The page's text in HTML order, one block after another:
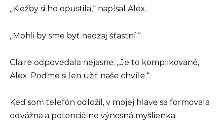
„Kiežby si ho opustila,“ napísal Alex.
„Mohli by sme byť naozaj šťastní.“
Claire odpovedala nejasne: „Je to komplikované,
Alex. Poďme si len užiť naše chvíle.“
Keď som telefón odložil, v mojej hlave sa formovala
odvážna a potenciálne výnosná myšlienka.